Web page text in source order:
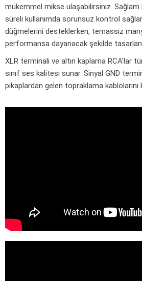
mükemmel mikse ulaşabilirsiniz. Sağlam
süreli kullanımda sorunsuz kontrol
düğmelerini desteklerken, temassız
performansa dayanacak şekilde
XLR terminali ve altın kaplama RCA’lar
sınıf ses kalitesi sunar. Sinyal GND
pikaplardan gelen topraklama kablolarını